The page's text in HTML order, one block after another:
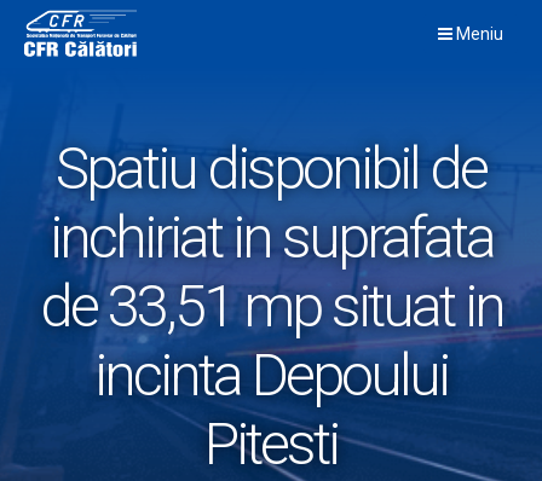
content
Meniu
Spatiu disponibil de
inchiriat in suprafata
de 33,51 mp situat in
incinta Depoului
Pitesti